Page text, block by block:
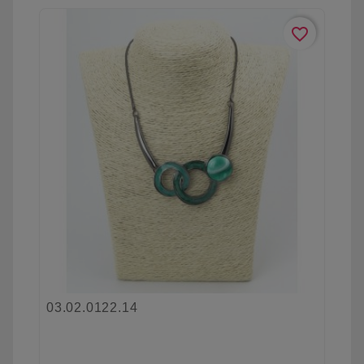
favorite_border
03.02.0122.14